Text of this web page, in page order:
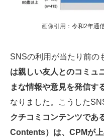
画像引用： 令和2年通
SNSの利用が当たり前の
は親しい友人とのコミュ
まな情報や意見を発信す
なりました。こうした
クチコミコンテンツであ
Contents）は、CPMが